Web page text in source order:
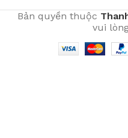
Bản quyền thuộc
vui